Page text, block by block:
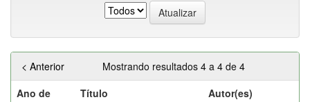
Mostrando resultados 4 a 4 de 4
< Anterior
Ano de
Título Autor(es)